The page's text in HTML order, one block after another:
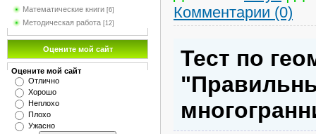
Математические книги [6]
Методическая работа [12]
Оцените мой сайт
Оцените мой сайт
Отлично
Хорошо
Неплохо
Плохо
Ужасно
Комментарии (0)
Тест по